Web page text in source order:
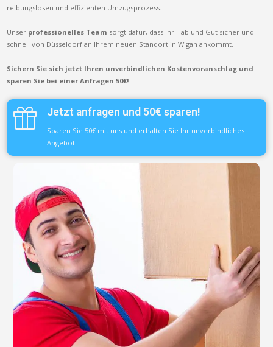
reibungslosen und effizienten Umzugsprozess.
Unser professionelles Team sorgt dafür, dass Ihr Hab und Gut sicher und
schnell von Düsseldorf an Ihrem neuen Standort in Wigan ankommt.
Sichern Sie sich jetzt Ihren unverbindlichen Kostenvoranschlag und
sparen Sie bei einer Anfragen 50€!
Jetzt anfragen und 50€ sparen!
Sparen Sie 50€ mit uns und erhalten Sie Ihr unverbindliches
Angebot.